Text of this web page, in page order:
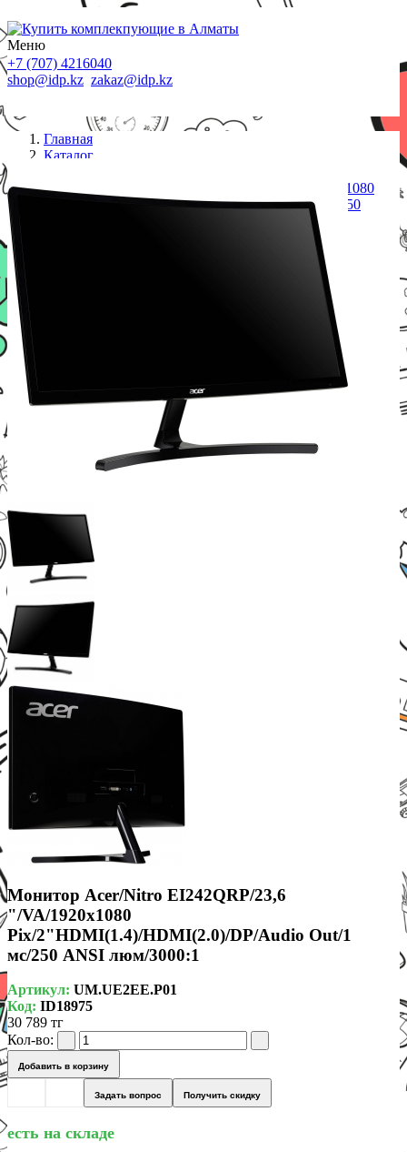
Меню
+7 (707) 4216040
shop@idp.kz zakaz@idp.kz
Главная
Каталог
Монитор Acer/Nitro EI242QRP/23,6 **/VA/1920x1080
Pix/2*HDMI(1.4)/HDMI(2.0)/DP/Audio Out/1 мс/250
Монитор Acer/Nitro EI242QRP/23,6
"/VA/1920x1080
Pix/2"HDMI(1.4)/HDMI(2.0)/DP/Audio Out/1
мс/250 ANSI люм/3000:1
Артикул: UM.UE2EE.P01
Код: ID18975
30 789 тг
Кол-во:
Добавить в корзину
Задать вопрос Получить скидку
есть на складе